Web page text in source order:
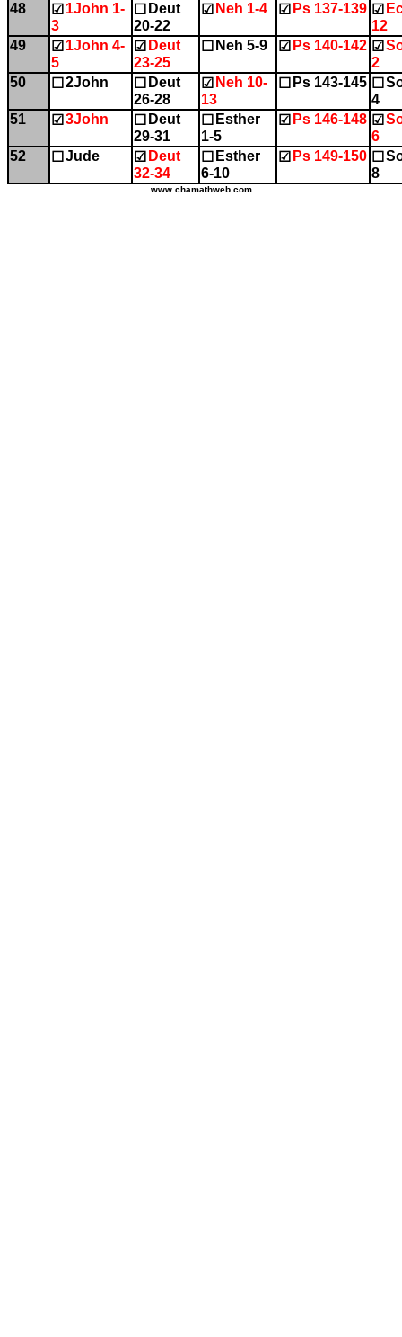
48
☑ 1John 1-
3
☐ Deut
20-22
☑ Neh 1-4 ☑ Ps 137-139 ☑
12
49
☑ 1John 4-
5
☑ Deut
23-25
☐ Neh 5-9 ☑ Ps 140-142 ☑
2
50
☐ 2John ☐ Deut
26-28
☑ Neh 10-
13
☐ Ps 143-145 ☐
4
51
☑ 3John ☐ Deut
29-31
☐ Esther
1-5
☑ Ps 146-148 ☑
6
52
☐ Jude ☑ Deut
32-34
☐ Esther
6-10
☑ Ps 149-150 ☐
8
www.chamathweb.com